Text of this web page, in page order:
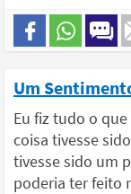
Um
Eu fiz tudo o
coisa tivesse
tivesse sido um
poderia ter feito